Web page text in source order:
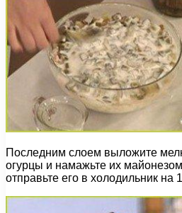
Последним слоем выложите
огурцы и намажьте их
отправьте его в холодильник на